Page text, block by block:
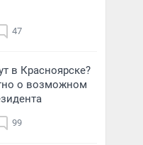
47
в Красноярске?
о возможном
99